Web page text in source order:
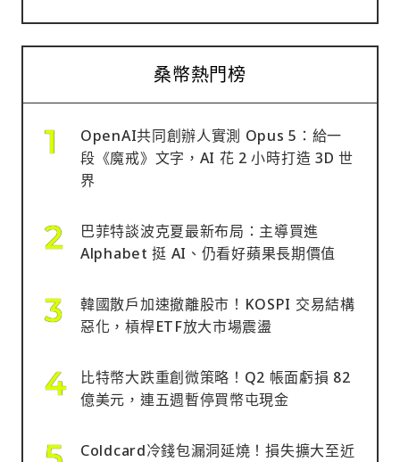
桑幣熱門榜
OpenAI共同創辦人實測 Opus 5：給一
段《魔戒》文字，AI 花 2 小時打造 3D 世
界
巴菲特談波克夏最新布局：主導買進
Alphabet 挺 AI、仍看好蘋果長期價值
韓國散戶加速撤離股市！KOSPI 交易結構
惡化，槓桿ETF放大市場震盪
比特幣大跌重創微策略！Q2 帳面虧損 82
億美元，連五週暫停買幣屯現金
Coldcard冷錢包漏洞延燒！損失擴大至近